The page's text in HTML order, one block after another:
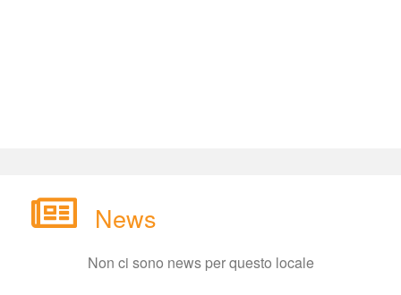
New
Non ci sono news per questo locale